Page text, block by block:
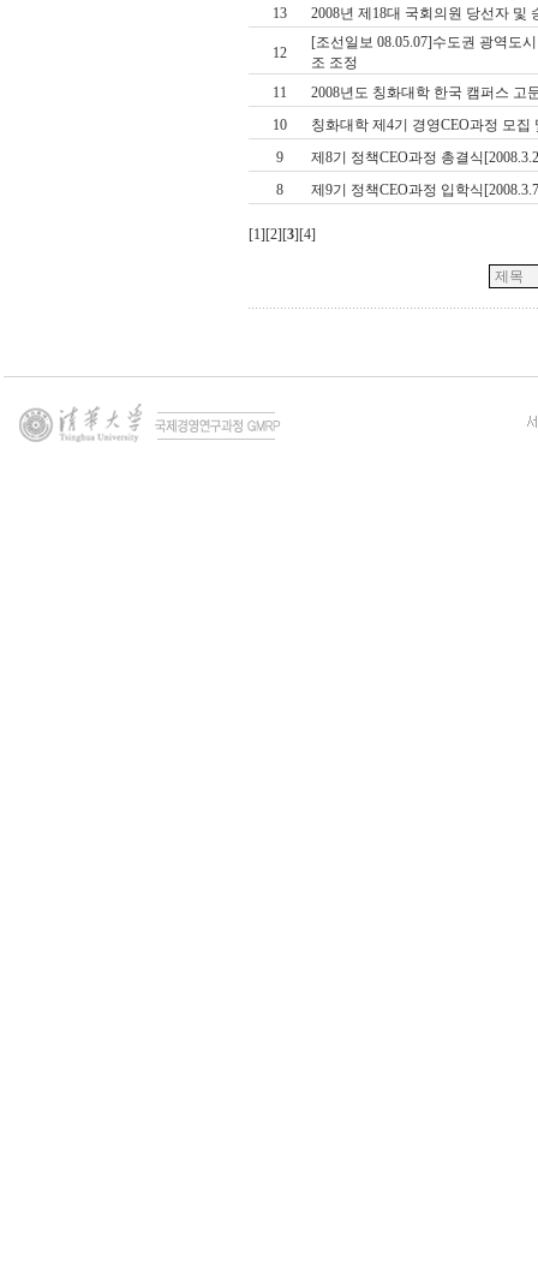
13
2008년 제18대 국회의원 당선자 및
12
[조선일보 08.05.07]수도권 광역도
조 조정
11
2008년도 칭화대학 한국 캠퍼스 고
10
칭화대학 제4기 경영CEO과정 모
9
제8기 정책CEO과정 총결식
8
제9기 정책CEO과정 입학식
[1][2][3][4]